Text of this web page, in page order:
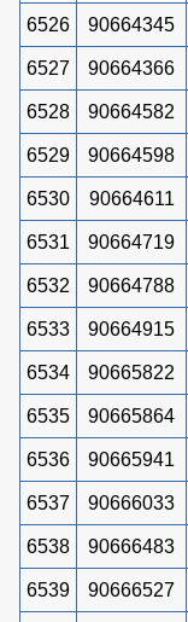
6526 90664345
6527 90664366
6528 90664582
6529 90664598
6530 90664611
6531 90664719
6532 90664788
6533 90664915
6534 90665822
6535 90665864
6536 90665941
6537 90666033
6538 90666483
6539 90666527